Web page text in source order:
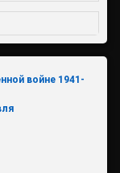
войне 1941-